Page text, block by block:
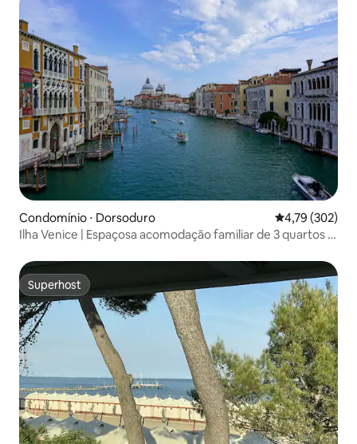
Condomínio ⋅ Dorsoduro 4,79 de uma
4,79 (302)
Ilha Venice | Espaçosa acomodação familiar de 3 quartos |
Superhost
Superhost